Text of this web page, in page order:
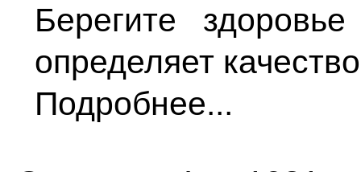
Берегите
определяет
Подробнее...